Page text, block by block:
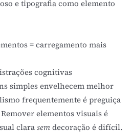
e tipografia como elemento
= carregamento mais
cognitivas
simples envelhecem melhor
frequentemente é preguiça
elementos visuais é
clarasemdecoração é difícil.